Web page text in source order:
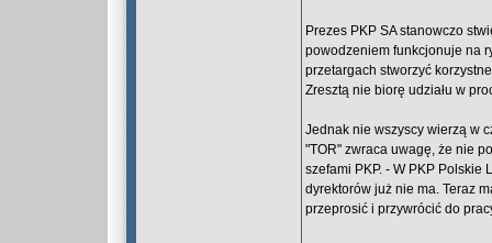
Prezes PKP SA stanowczo
powodzeniem funkcjonuje na
przetargach stworzyć
Zresztą nie biorę udziału w
Jednak nie wszyscy wierzą w
"TOR" zwraca uwagę, że nie
szefami PKP. - W PKP Polskie
dyrektorów już nie ma. Teraz
przeprosić i przywrócić do